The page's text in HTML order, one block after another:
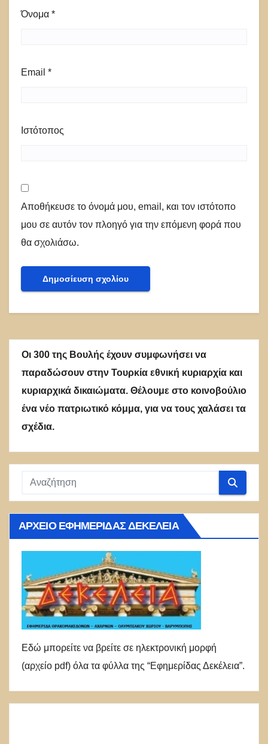
Όνομα *
Email *
Ιστότοπος
Αποθήκευσε το όνομά μου, email, και τον ιστότοπο
μου σε αυτόν τον πλοηγό για την επόμενη φορά που
θα σχολιάσω.
Οι 300 της Βουλής έχουν συμφωνήσει να
παραδώσουν στην Τουρκία εθνική κυριαρχία και
κυριαρχικά δικαιώματα. Θέλουμε στο κοινοβούλιο
ένα νέο πατριωτικό κόμμα, για να τους χαλάσει τα
σχέδια.
ΑΡΧΕΊΟ ΕΦΗΜΕΡΊΔΑΣ ΔΕΚΈΛΕΙΑ
Εδώ μπορείτε να βρείτε σε ηλεκτρονική μορφή
(αρχείο pdf) όλα τα φύλλα της “Εφημερίδας Δεκέλεια”.